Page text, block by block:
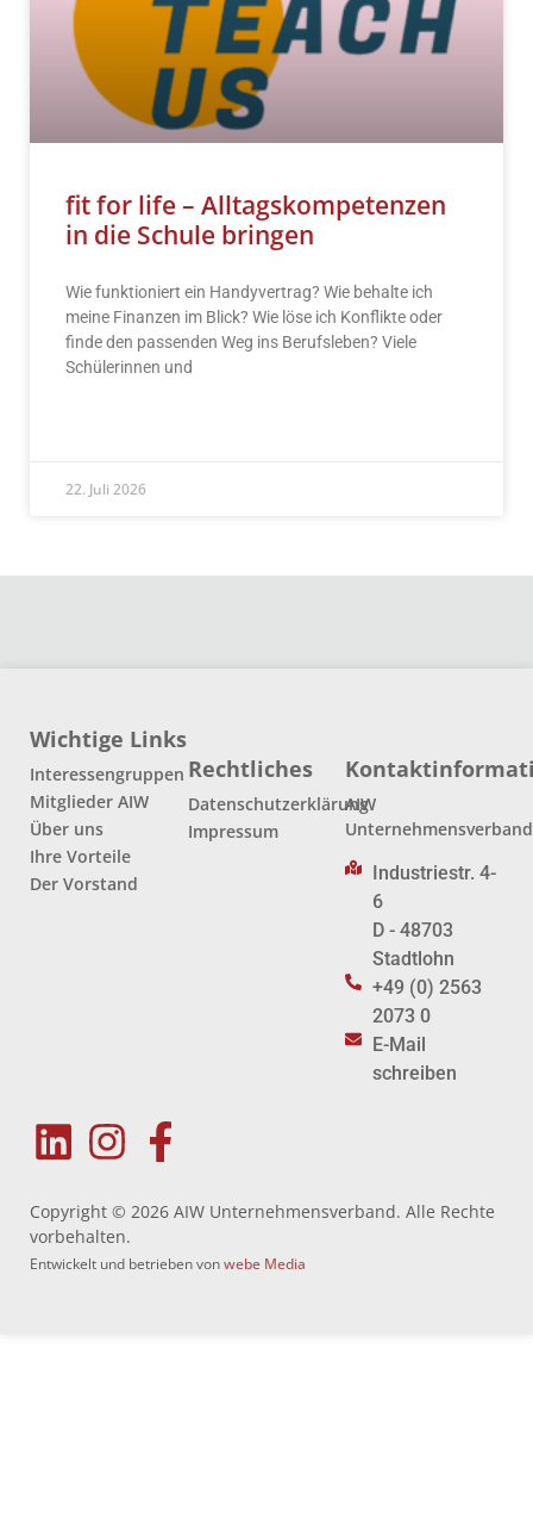
fit for life – Alltagskompetenzen
in die Schule bringen
Wie funktioniert ein Handyvertrag? Wie behalte ich
meine Finanzen im Blick? Wie löse ich Konflikte oder
finde den passenden Weg ins Berufsleben? Viele
Schülerinnen und
22. Juli 2026
Wichtige Links
Interessengruppen
Mitglieder AIW
Über uns
Ihre Vorteile
Der Vorstand
Rechtliches
Datenschutzerklärung
Impressum
AIW
Unternehmensverband
Industriestr. 4-
6
D - 48703
Stadtlohn
+49 (0) 2563
2073 0
E-Mail
schreiben
Copyright © 2026 AIW Unternehmensverband. Alle Rechte
vorbehalten.
Entwickelt und betrieben vonwebe Media